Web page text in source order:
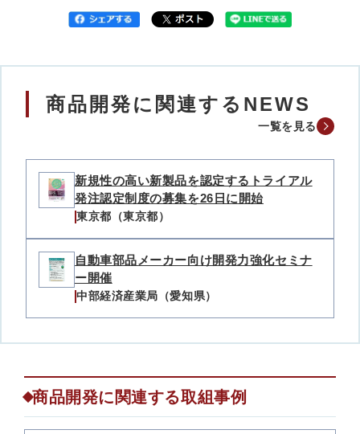
商品開発に関連するNEWS
一覧を見る
新規性の高い新製品を認定するトライアル
発注認定制度の募集を26日に開始
東京都（東京都）
自動車部品メーカー向け開発力強化セミナ
ー開催
中部経済産業局（愛知県）
商品開発に関連する取組事例